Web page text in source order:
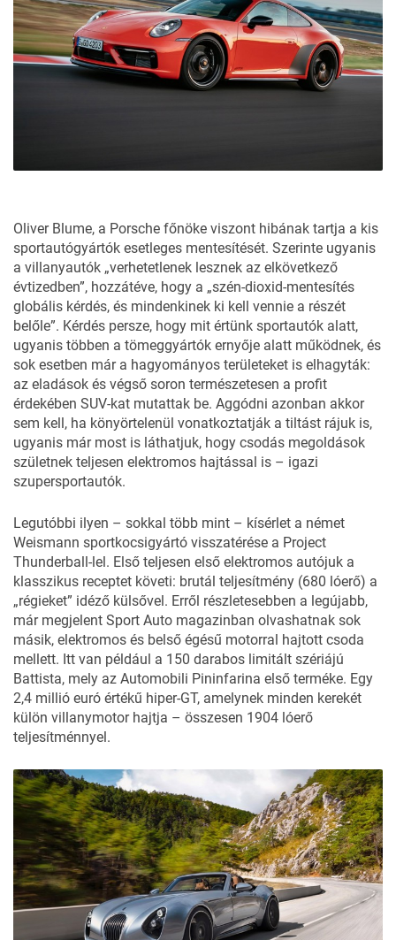
Oliver Blume, a Porsche főnöke viszont hibának tartja a kis
sportautógyártók esetleges mentesítését. Szerinte ugyanis
a villanyautók „verhetetlenek lesznek az elkövetkező
évtizedben”, hozzátéve, hogy a „szén-dioxid-mentesítés
globális kérdés, és mindenkinek ki kell vennie a részét
belőle”. Kérdés persze, hogy mit értünk sportautók alatt,
ugyanis többen a tömeggyártók ernyője alatt működnek, és
sok esetben már a hagyományos területeket is elhagyták:
az eladások és végső soron természetesen a profit
érdekében SUV-kat mutattak be. Aggódni azonban akkor
sem kell, ha könyörtelenül vonatkoztatják a tiltást rájuk is,
ugyanis már most is láthatjuk, hogy csodás megoldások
születnek teljesen elektromos hajtással is – igazi
szupersportautók.
Legutóbbi ilyen – sokkal több mint – kísérlet a német
Weismann sportkocsigyártó visszatérése a Project
Thunderball-lel. Első teljesen első elektromos autójuk a
klasszikus receptet követi: brutál teljesítmény (680 lóerő) a
„régieket” idéző külsővel. Erről részletesebben a legújabb,
már megjelent Sport Auto magazinban olvashatnak sok
másik, elektromos és belső égésű motorral hajtott csoda
mellett. Itt van például a 150 darabos limitált szériájú
Battista, mely az Automobili Pininfarina első terméke. Egy
2,4 millió euró értékű hiper-GT, amelynek minden kerekét
külön villanymotor hajtja – összesen 1904 lóerő
teljesítménnyel.